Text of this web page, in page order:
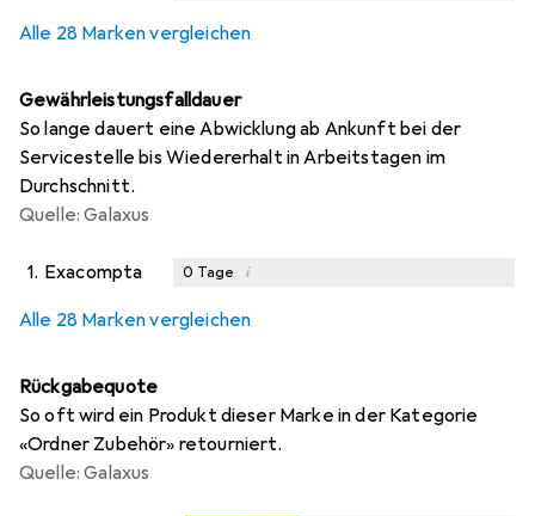
Alle 28 Marken vergleichen
Gewährleistungsfalldauer
So lange dauert eine Abwicklung ab Ankunft bei der
Servicestelle bis Wiedererhalt in Arbeitstagen im
Durchschnitt.
Quelle: Galaxus
1. Exacompta 0 Tage i
Alle 28 Marken vergleichen
Rückgabequote
So oft wird ein Produkt dieser Marke in der Kategorie
«Ordner Zubehör» retourniert.
Quelle: Galaxus